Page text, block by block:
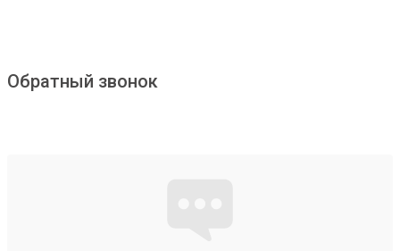
Обратный звонок